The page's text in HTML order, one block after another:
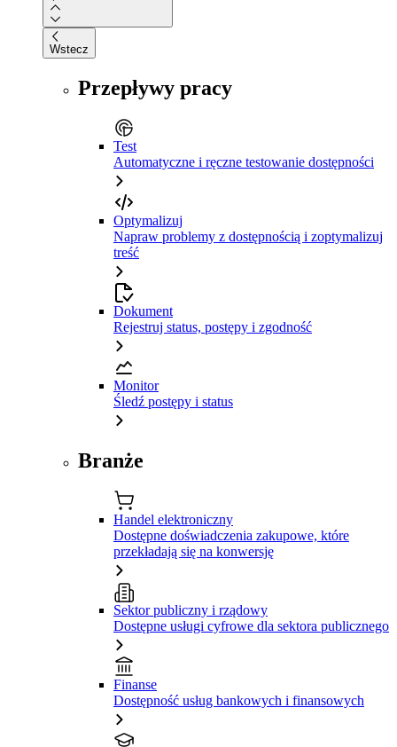
Wstecz
Przepływy pracy
Test
Automatyczne i ręczne testowanie dostępności
Optymalizuj
Napraw problemy z dostępnością i zoptymalizuj
treść
Dokument
Rejestruj status, postępy i zgodność
Monitor
Śledź postępy i status
Branże
Handel elektroniczny
Dostępne doświadczenia zakupowe, które
przekładają się na konwersję
Sektor publiczny i rządowy
Dostępne usługi cyfrowe dla sektora publicznego
Finanse
Dostępność usług bankowych i finansowych